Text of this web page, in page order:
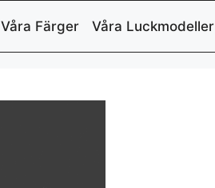
Våra Färger Våra Luckmodeller